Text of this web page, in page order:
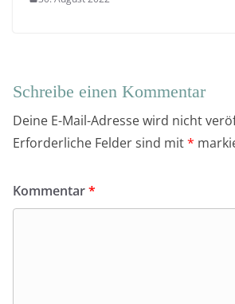
Schreibe einen Kommentar
Deine E-Mail-Adresse wird nicht
Erforderliche Felder sind mit*
Kommentar*